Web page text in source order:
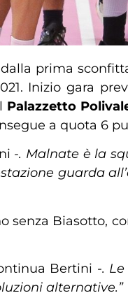
prima
Inizio gara
Palazzetto
a quota 6
-. Malnate è la
guarda
Biasotto,
Bertini -.
alternative.”